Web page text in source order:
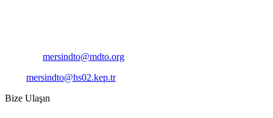
mersindto@mdto.org
mersindto@hs02.kep.tr
Bize Ulaşın